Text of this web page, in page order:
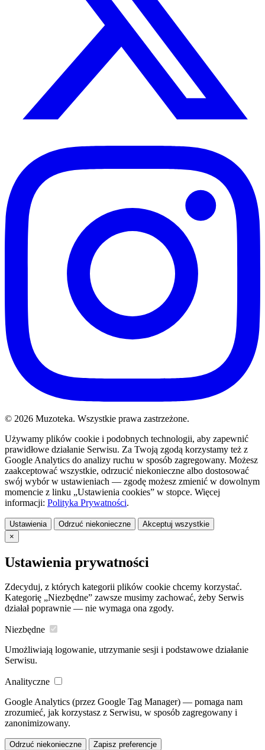
© 2026 Muzoteka. Wszystkie prawa zastrzeżone.
Używamy plików cookie i podobnych technologii, aby zapewnić
prawidłowe działanie Serwisu. Za Twoją zgodą korzystamy też z
Google Analytics do analizy ruchu w sposób zagregowany. Możesz
zaakceptować wszystkie, odrzucić niekonieczne albo dostosować
swój wybór w ustawieniach — zgodę możesz zmienić w dowolnym
momencie z linku „Ustawienia cookies” w stopce. Więcej
informacji: Polityka Prywatności.
Ustawienia Odrzuć niekonieczne
Akceptuj wszystkie
×
Ustawienia prywatności
Zdecyduj, z których kategorii plików cookie chcemy korzystać.
Kategorię „Niezbędne” zawsze musimy zachować, żeby Serwis
działał poprawnie — nie wymaga ona zgody.
Niezbędne
Umożliwiają logowanie, utrzymanie sesji i podstawowe działanie
Serwisu.
Analityczne
Google Analytics (przez Google Tag Manager) — pomaga nam
zrozumieć, jak korzystasz z Serwisu, w sposób zagregowany i
zanonimizowany.
Odrzuć niekonieczne Zapisz preferencje